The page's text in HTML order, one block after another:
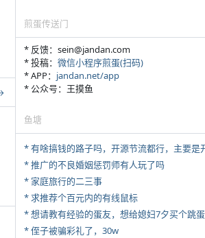
煎蛋传送门
* 反馈：sein@jandan.com
* 投稿： 微信小程序煎蛋(扫码)
* APP： jandan.net/app
* 公众号：王摸鱼
鱼塘
* 推广的不良婚姻惩罚师有人玩了吗
* 家庭旅行的二三事
* 求推荐个百元内的有线鼠标
* 侄子被骗彩礼了，30w